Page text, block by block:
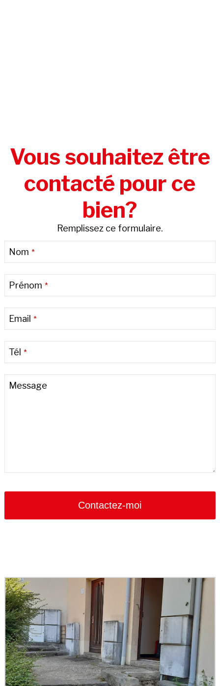
Vous souhaitez être
contacté pour ce
bien?
Remplissez ce formulaire.
Email
Nom *
Prénom *
Email *
Tél *
Message
Contactez-moi